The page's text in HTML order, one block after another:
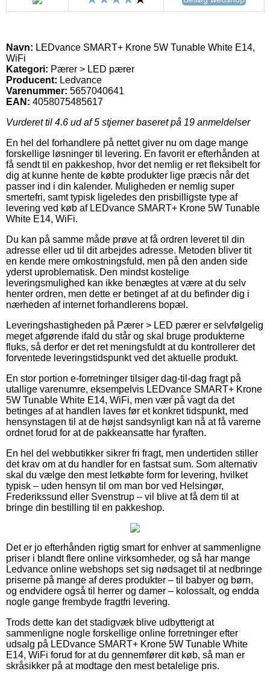
Navn: LEDvance SMART+ Krone 5W Tunable White E14,
WiFi
Kategori: Pærer > LED pærer
Producent: Ledvance
Varenummer: 5657040641
EAN: 4058075485617
Vurderet til 4.6 ud af 5 stjerner baseret på 19 anmeldelser
En hel del forhandlere på nettet giver nu om dage mange
forskellige løsninger til levering. En favorit er efterhånden at
få sendt til en pakkeshop, hvor det nemlig er ret fleksibelt for
dig at kunne hente de købte produkter lige præcis når det
passer ind i din kalender. Muligheden er nemlig super
smertefri, samt typisk ligeledes den prisbilligste type af
levering ved køb af LEDvance SMART+ Krone 5W Tunable
White E14, WiFi.
Du kan på samme måde prøve at få ordren leveret til din
adresse eller ud til dit arbejdes adresse. Metoden bliver tit
en kende mere omkostningsfuld, men på den anden side
yderst uproblematisk. Den mindst kostelige
leveringsmulighed kan ikke benægtes at være at du selv
henter ordren, men dette er betinget af at du befinder dig i
nærheden af internet forhandlerens bopæl.
Leveringshastigheden på Pærer > LED pærer er selvfølgelig
meget afgørende ifald du står og skal bruge produkterne
fluks, så derfor er det ret meningsfuldt at du kontrollerer det
forventede leveringstidspunkt ved det aktuelle produkt.
En stor portion e-forretninger tilsiger dag-til-dag fragt på
utallige varenumre, eksempelvis LEDvance SMART+ Krone
5W Tunable White E14, WiFi, men vær på vagt da det
betinges af at handlen laves før et konkret tidspunkt, med
hensynstagen til at de højst sandsynligt kan nå at få varerne
ordnet forud for at de pakkeansatte har fyraften.
En hel del webbutikker sikrer fri fragt, men undertiden stiller
det krav om at du handler for en fastsat sum. Som alternativ
skal du vælge den mest letkøbte form for levering, hvilket
typisk – uden hensyn til om man bor ved Helsingør,
Frederikssund eller Svenstrup – vil blive at få dem til at
bringe din bestilling til en pakkeshop.
Det er jo efterhånden rigtig smart for enhver at sammenligne
priser i blandt flere online virksomheder, og så har mange
Ledvance online webshops set sig nødsaget til at nedbringe
priserne på mange af deres produkter – til babyer og børn,
og endvidere også til herrer og damer – kolossalt, og endda
nogle gange frembyde fragtfri levering.
Trods dette kan det stadigvæk blive udbytterigt at
sammenligne nogle forskellige online forretninger efter
udsalg på LEDvance SMART+ Krone 5W Tunable White
E14, WiFi forud for at du gennemfører dit køb, så man er
skråsikker på at modtage den mest betalelige pris.